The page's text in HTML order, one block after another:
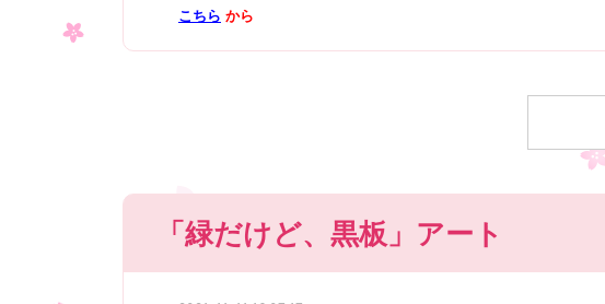
こちら から
「緑だけど、黒板」アート